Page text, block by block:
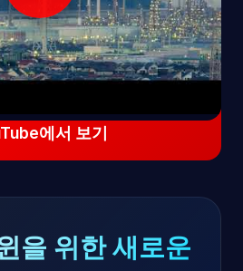
에서 보기
을 위한 새로운